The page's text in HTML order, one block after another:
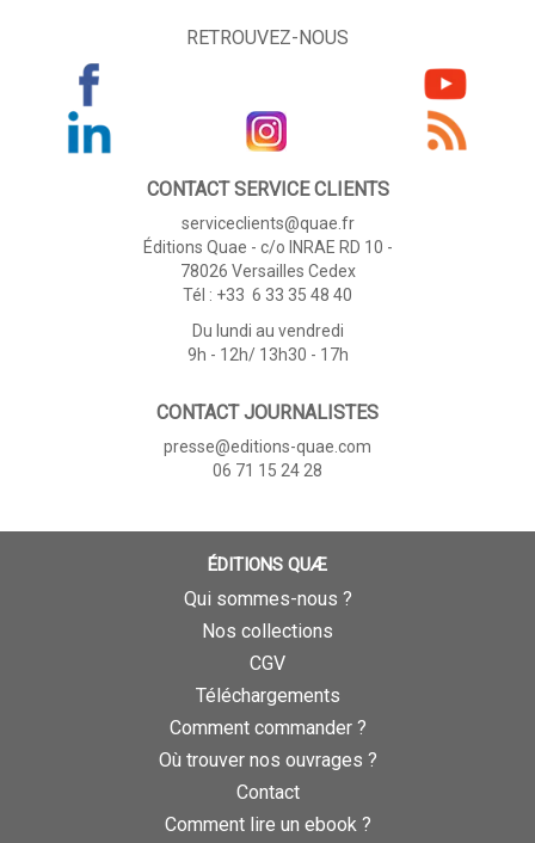
RETROUVEZ-NOUS
CONTACT SERVICE CLIENTS
serviceclients@quae.fr
Éditions Quae - c/o INRAE RD 10 -
78026 Versailles Cedex
Tél : +33 6 33 35 48 40
Du lundi au vendredi
9h - 12h/ 13h30 - 17h
CONTACT JOURNALISTES
presse@editions-quae.com
06 71 15 24 28
ÉDITIONS QUÆ
Qui sommes-nous ?
Nos collections
CGV
Téléchargements
Comment commander ?
Où trouver nos ouvrages ?
Contact
Comment lire un ebook ?